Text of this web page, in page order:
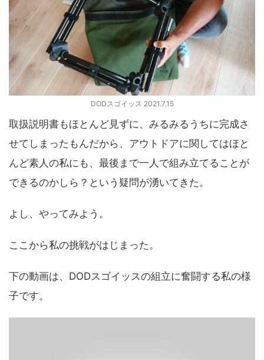
DODスゴイッス 2021.7.15
取扱説明書もほとんど見ずに、みるみるうちに完成さ
せてしまったもんだから、アウトドアに関してはほと
んど素人の私にも、最後まで一人で組み立てることが
できるのかしら？という疑問が湧いてきた。
よし、やってみよう。
ここから私の挑戦がはじまった。
下の動画は、DODスゴイッスの組立に奮闘する私の様
子です。